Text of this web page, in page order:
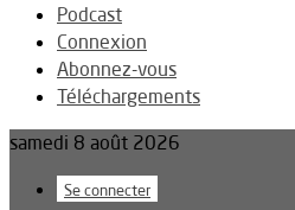
Podcast
Connexion
Abonnez-vous
Téléchargements
samedi 8 août 2026
Se connecter